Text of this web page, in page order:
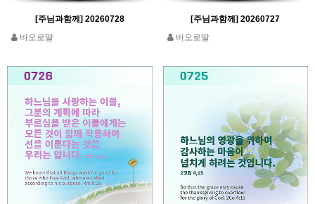
[주님과함께] 20260728
바오로딸
[주님과함께] 20260727
바오로딸